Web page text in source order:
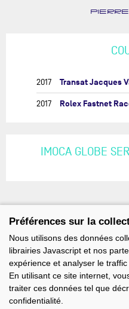
2017 Transat Jacques
2017 Rolex Fastnet
IMOCA GLOBE
Préférences sur la
Nous utilisons des données
librairies Javascript et nos
expérience et analyser le traffic
En utilisant ce site internet,
traiter ces données tel que
confidentialité.